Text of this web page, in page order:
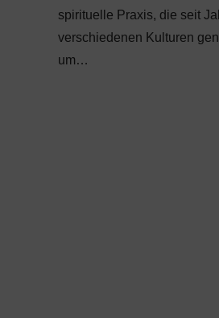
spirituelle Praxis, die seit
verschiedenen Kulturen
um…